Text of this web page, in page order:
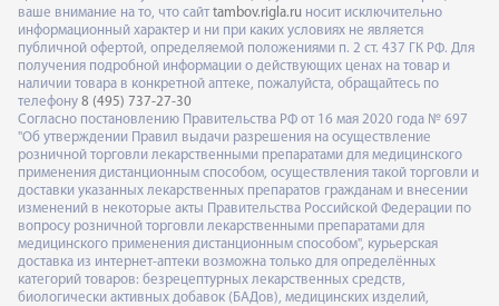
ваше внимание на то, что сайт tambov.rigla.ru носит исключительно
информационный характер и ни при каких условиях не является
публичной офертой, определяемой положениями п. 2 ст. 437 ГК РФ. Для
получения подробной информации о действующих ценах на товар и
наличии товара в конкретной аптеке, пожалуйста, обращайтесь по
телефону 8 (495) 737-27-30
Согласно постановлению Правительства РФ от 16 мая 2020 года № 697
"Об утверждении Правил выдачи разрешения на осуществление
розничной торговли лекарственными препаратами для медицинского
применения дистанционным способом, осуществления такой торговли и
доставки указанных лекарственных препаратов гражданам и внесении
изменений в некоторые акты Правительства Российской Федерации по
вопросу розничной торговли лекарственными препаратами для
медицинского применения дистанционным способом", курьерская
доставка из интернет-аптеки возможна только для определённых
категорий товаров: безрецептурных лекарственных средств,
биологически активных добавок (БАДов), медицинских изделий,